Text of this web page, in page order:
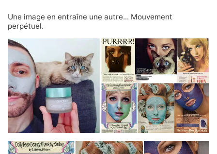
Une image en entraîne une autre... Mouvement
perpétuel.